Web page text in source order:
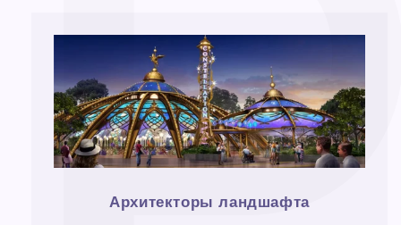
Архитекторы ландшафта